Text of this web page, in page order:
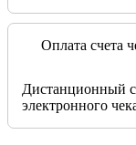
Оплата счета
Дистанционный
электронного